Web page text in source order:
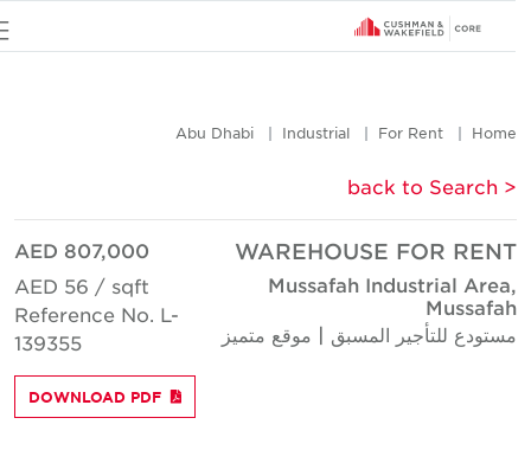
Home
For Rent
Industrial
Abu Dhabi
< back to Search
WAREHOUSE FOR RENT
Mussafah Industrial Area,
Mussafah
مستودع للتأجير المسبق | موقع متميز
AED 807,000
AED 56 / sqft
Reference No. L-
139355
DOWNLOAD PDF